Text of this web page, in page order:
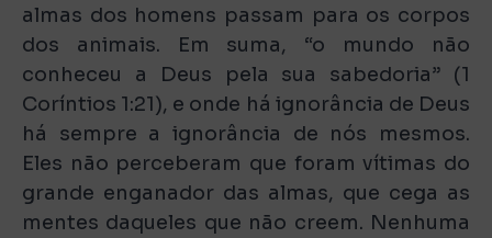
almas dos homens passam para os corpos
dos animais. Em suma, “o mundo não
conheceu a Deus pela sua sabedoria” (1
Coríntios 1:21), e onde há ignorância de Deus
há sempre a ignorância de nós mesmos.
Eles não perceberam que foram vítimas do
grande enganador das almas, que cega as
mentes daqueles que não creem. Nenhuma